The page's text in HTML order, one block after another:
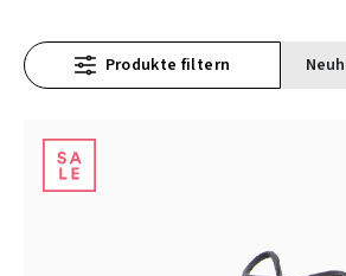
Produkte filtern